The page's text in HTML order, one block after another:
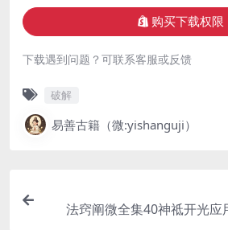
购买下载权限
下载遇到问题？可联系客服或反馈
破解
易善古籍（微:yishanguji）
法窍阐微全集40神祗开光应